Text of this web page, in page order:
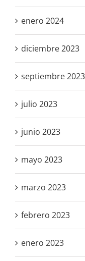
enero 2024
diciembre 2023
septiembre 2023
julio 2023
junio 2023
mayo 2023
marzo 2023
febrero 2023
enero 2023